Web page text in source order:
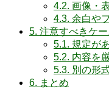
4.2. 画像・
4.3. 余白や
5. 注意すべきケ
5.1. 規定が
5.2. 内容を
5.3. 別の形
6. まとめ